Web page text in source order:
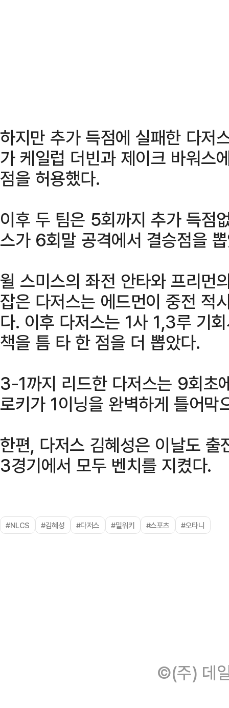
하지만 추가 득점에 실패한 다저
가 케일럽 더빈과 제이크 바워스
점을 허용했다.
이후 두 팀은 5회까지 추가 득점
스가 6회말 공격에서 결승점을
윌 스미스의 좌전 안타와 프리먼
잡은 다저스는 에드먼이 중전 적
다. 이후 다저스는 1사 1,3루 기
책을 틈 타 한 점을 더 뽑았다.
3-1까지 리드한 다저스는 9회초
로키가 1이닝을 완벽하게 틀어막
한편, 다저스 김혜성은 이날도
3경기에서 모두 벤치를 지켰다.
#NLCS #김혜성 #다저스 #밀워키 #스포츠 #오타니
©(주) 데